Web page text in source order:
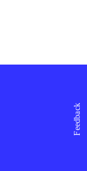
Feedback